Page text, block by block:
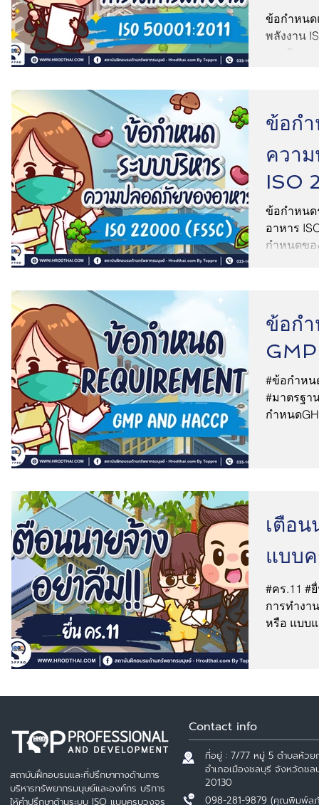
ข้อกำหนด
พลังงาน
การจัดก
ข้อก
ควา
ISO
ข้อกำหนด
อาหาร
กำหนดขอ
ข้อก
#ข้อกำหน
#มาตรฐา
กำหนด
เตือน
แบบค
#คร.11 #
การทำงา
หรือ แบบ
สถาบันฝึกอบรมและที่ปรึกษาทางด้านการ
บริหารทรัพยากรมนุษย์และองค์กร บริการ
ให้คำปรึกษาด้านระบบ ISO แบบครบวงจร
Contact info
ที่อยู่ : 7/77 หมู่ 5 ตำบลห้วย
อำเภอเมืองชลบุรี จังหวัดชล
20130
098-281-9879 (คุณพิมพ์ล